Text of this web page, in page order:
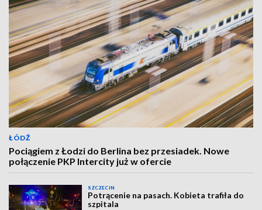
ŁÓDŹ
Pociągiem z Łodzi do Berlina bez przesiadek. Nowe
połączenie PKP Intercity już w ofercie
SZCZECIN
Potrącenie na pasach. Kobieta trafiła do
szpitala